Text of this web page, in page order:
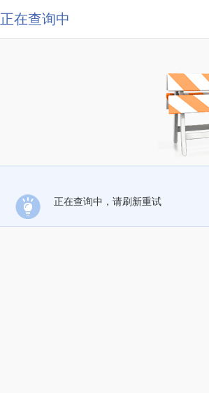
正在查询中
正在查询中，请刷新重试